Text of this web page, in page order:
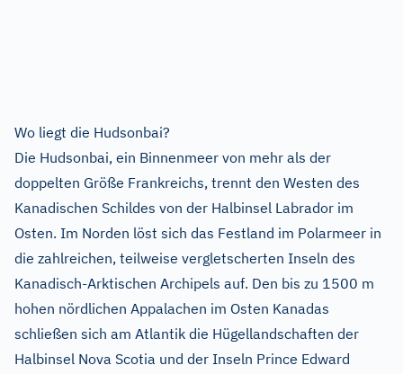
Wo liegt die Hudsonbai?
Die Hudsonbai, ein Binnenmeer von mehr als der
doppelten Größe Frankreichs, trennt den Westen des
Kanadischen Schildes von der Halbinsel Labrador im
Osten. Im Norden löst sich das Festland im Polarmeer in
die zahlreichen, teilweise vergletscherten Inseln des
Kanadisch-Arktischen Archipels auf. Den bis zu 1500 m
hohen nördlichen Appalachen im Osten Kanadas
schließen sich am Atlantik die Hügellandschaften der
Halbinsel Nova Scotia und der Inseln Prince Edward